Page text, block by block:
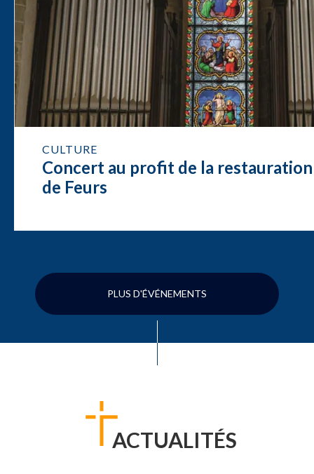
CULTURE
Concert au profit de la restauration
de Feurs
PLUS D'ÉVÉNEMENTS
ACTUALITÉS